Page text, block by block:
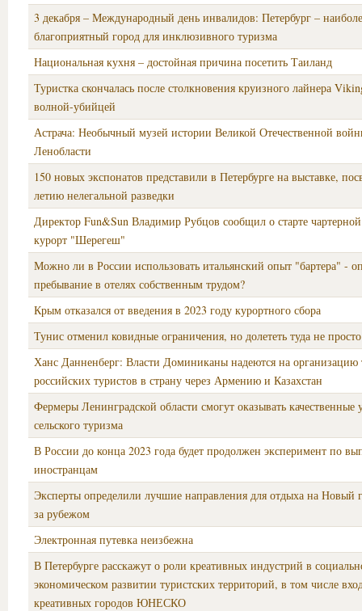
3 декабря – Международный день инвалидов: Петербург –
благоприятный город для инклюзивного туризма
Национальная кухня – достойная причина посетить Таиланд
Туристка скончалась после столкновения круизного лайнера
волной-убийцей
Астрача: Необычный музей истории Великой Отечественной
Ленобласти
150 новых экспонатов представили в Петербурге на выставке,
летию нелегальной разведки
Директор Fun&Sun Владимир Рубцов сообщил о старте
курорт "Шерегеш"
Можно ли в России использовать итальянский опыт "бартера" -
пребывание в отелях собственным трудом?
Крым отказался от введения в 2023 году курортного сбора
Тунис отменил ковидные ограничения, но долететь туда не
Ханс Данненберг: Власти Доминиканы надеются на организацию
российских туристов в страну через Армению и Казахстан
Фермеры Ленинградской области смогут оказывать качественные
сельского туризма
В России до конца 2023 года будет продолжен эксперимент по
иностранцам
Эксперты определили лучшие направления для отдыха на Новый
за рубежом
Электронная путевка неизбежна
В Петербурге расскажут о роли креативных индустрий в
экономическом развитии туристских территорий, в том числе
креативных городов ЮНЕСКО